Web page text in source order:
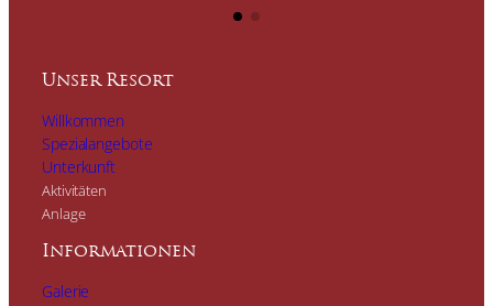
Unser Resort
Willkommen
Spezialangebote
Unterkunft
Aktivitäten
Anlage
Informationen
Galerie